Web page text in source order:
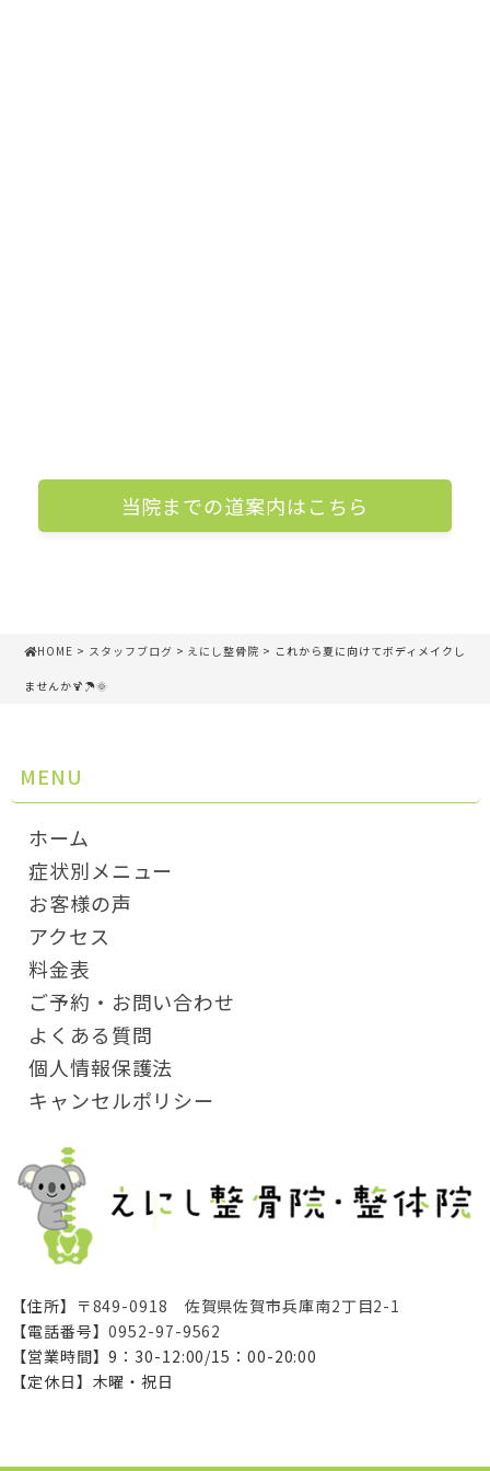
当院までの道案内はこちら
HOME > スタッフブログ > えにし整骨院 > これから夏に向けてボディメイクし
ませんか🍹☂🌞
MENU
ホーム
症状別メニュー
お客様の声
アクセス
料金表
ご予約・お問い合わせ
よくある質問
個人情報保護法
キャンセルポリシー
【住所】 〒849-0918 佐賀県佐賀市兵庫南2丁目2-1
【電話番号】0952-97-9562
【営業時間】9：30-12:00/15：00-20:00
【定休日】木曜・祝日